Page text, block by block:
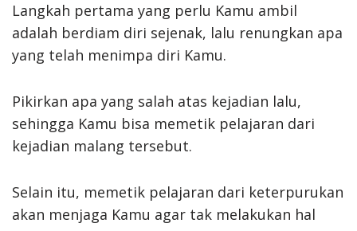
Langkah pertama yang perlu Kamu ambil
adalah berdiam diri sejenak, lalu renungkan apa
yang telah menimpa diri Kamu.
Pikirkan apa yang salah atas kejadian lalu,
sehingga Kamu bisa memetik pelajaran dari
kejadian malang tersebut.
Selain itu, memetik pelajaran dari keterpurukan
akan menjaga Kamu agar tak melakukan hal